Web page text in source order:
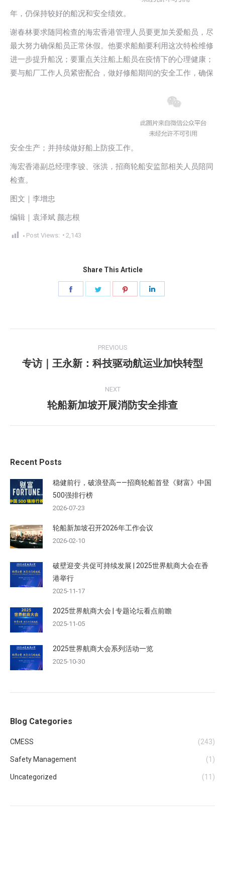
年，仍保持较好的船况和安全绩效。
谢春林要求随同检查的海宏香港管理人员要更加关爱船员，尽
最大努力确保船员正常休假。他要求船舶要利用这次特检维修
进一步提升船况；要重点关注船上船员在疫情下的心理健康；
要与船厂工作人员紧密配合，做好修船期间的安全工作，确保
安全生产；并持续做好船上防疫工作。
海宏香港副总经理李骏、张洪，招商轮船安监部相关人员陪同
检查。
图文｜李增忠
编辑｜袁泽斌 颜志根
Post Views: 2,143
Share This Article
navigation
PREVIOUS
Previous
专访｜王永新：科技驱动航运业加快转型
NEXT
Next
轮船新加坡开展消防安全排查
Recent Posts
稳健前行，破浪登高——招商轮船首登《财富》中国
500强排行榜
2026-07-23
轮船新加坡召开2026年工作会议
2026-02-10
破壁迎变·共促可持续发展 | 2025世界航商大会在香
港举行
2025-11-17
2025世界航商大会 | 专题论坛看点前瞻
2025-11-05
2025世界航商大会系列活动一览
2025-10-30
Blog Categories
CMESS (243)
Safety Management (1)
Uncategorized (11)